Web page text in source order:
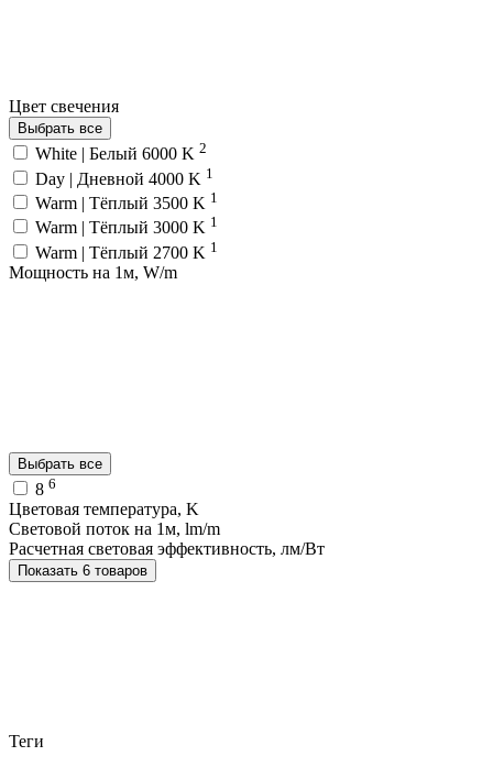
Цвет свечения
Выбрать все
White | Белый 6000 K 2
Day | Дневной 4000 K 1
Warm | Тёплый 3500 K 1
Warm | Тёплый 3000 K 1
Warm | Тёплый 2700 K 1
Мощность на 1м, W/m
Выбрать все
8 6
Цветовая температура, K
Световой поток на 1м, lm/m
Расчетная световая эффективность, лм/Вт
Показать 6 товаров
Теги